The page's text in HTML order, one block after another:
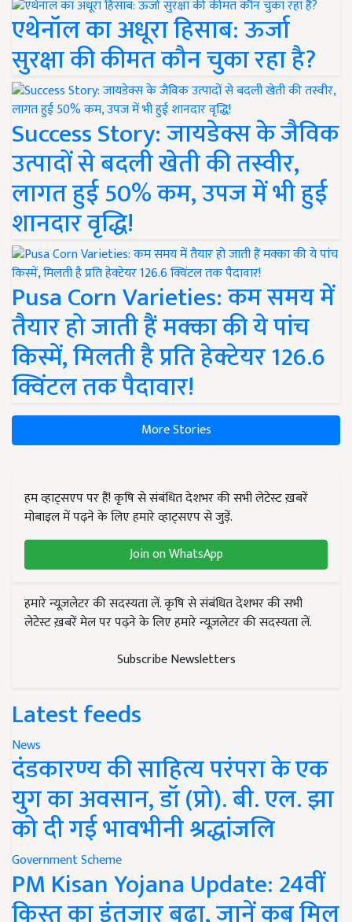
एथेनॉल का अधूरा हिसाब: ऊर्जा
सुरक्षा की कीमत कौन चुका रहा है?
Success Story: जायडेक्स के जैविक
उत्पादों से बदली खेती की तस्वीर,
लागत हुई 50% कम, उपज में भी हुई
शानदार वृद्धि!
Pusa Corn Varieties: कम समय में
तैयार हो जाती हैं मक्का की ये पांच
किस्में, मिलती है प्रति हेक्टेयर 126.6
क्विंटल तक पैदावार!
More Stories
हम व्हाट्सएप पर हैं! कृषि से संबंधित देशभर की सभी लेटेस्ट ख़बरें
मोबाइल में पढ़ने के लिए हमारे व्हाट्सएप से जुड़ें.
Join on WhatsApp
हमारे न्यूज़लेटर की सदस्यता लें. कृषि से संबंधित देशभर की सभी
लेटेस्ट ख़बरें मेल पर पढ़ने के लिए हमारे न्यूज़लेटर की सदस्यता लें.
Subscribe Newsletters
Latest feeds
News
दंडकारण्य की साहित्य परंपरा के एक
युग का अवसान, डॉ (प्रो). बी. एल. झा
को दी गई भावभीनी श्रद्धांजलि
Government Scheme
PM Kisan Yojana Update: 24वीं